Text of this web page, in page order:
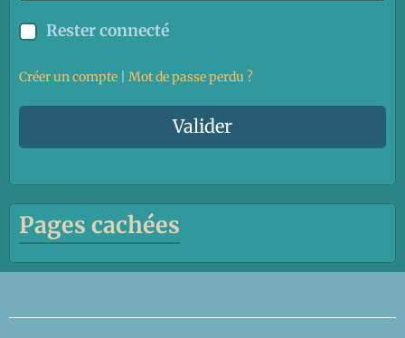
Rester connecté
Créer un compte Mot de passe perdu ?
Valider
Pages cachées